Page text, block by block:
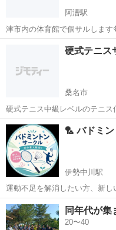
阿漕駅
津市内の体育館で個サルします🐵
は500円になります！ 楽しくみん
ら定期的にやっていくのでま
阿漕駅
硬式テニス
桑名市
硬式テニス中級レベルのテニス
に２時間～４時間桑名のNTN
ール生の方、学生時代やって
三重 桑名市 その他
🏸 バドミ
伊勢中川駅
運動不足を解消したい方、新
🌟 初心者・経験者どちらも歓
活動日時 📅 毎週 木曜日・日曜
ズは各...
三重 松阪市 伊勢中川
同年代が集
20〜40